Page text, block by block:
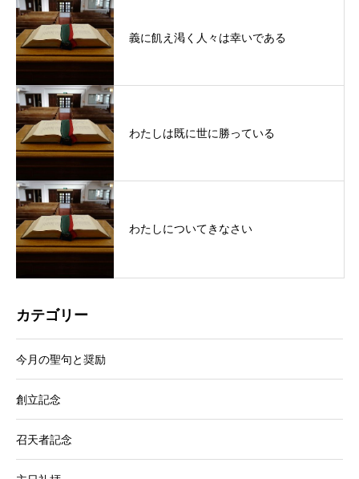
義に飢え渇く人々は幸いである
わたしは既に世に勝っている
わたしについてきなさい
カテゴリー
今月の聖句と奨励
創立記念
召天者記念